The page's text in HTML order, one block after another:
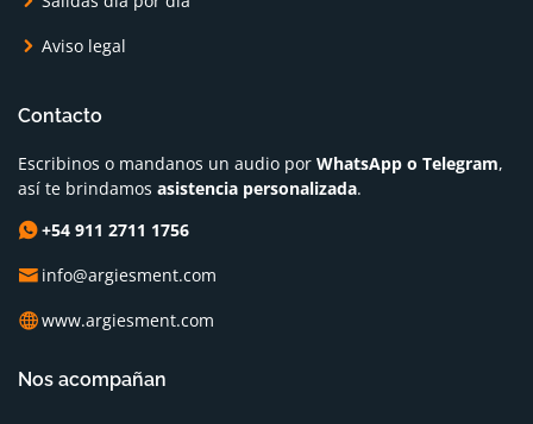
Aviso legal
Contacto
Escribinos o mandanos un audio por WhatsApp o Telegram,
así te brindamos asistencia personalizada.
+54 911 2711 1756
info@argiesment.com
www.argiesment.com
Nos acompañan